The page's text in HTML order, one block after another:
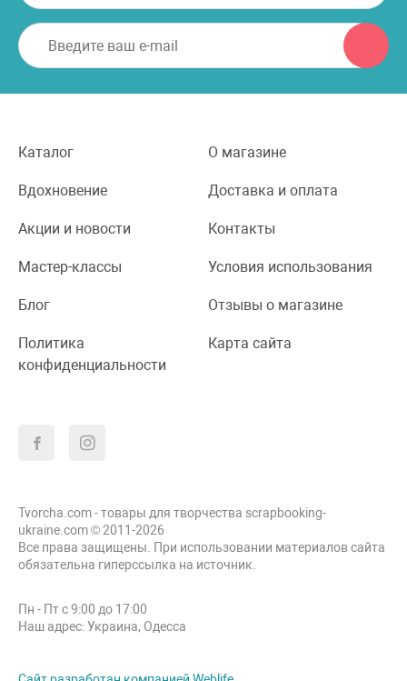
Каталог О магазине
Вдохновение Доставка и оплата
Акции и новости Контакты
Мастер-классы Условия использования
Блог Отзывы о магазине
Политика
конфиденциальности
Карта сайта
Tvorcha.com - товары для творчества scrapbooking-
ukraine.com © 2011-2026
Все права защищены. При использовании материалов сайта
обязательна гиперссылка на источник.
Пн - Пт с 9:00 до 17:00
Наш адрес: Украина, Одесса